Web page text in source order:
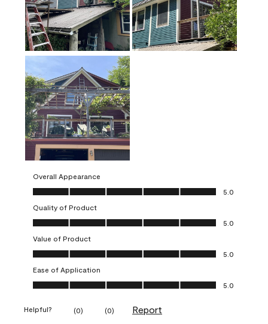
Overall Appearance
Overall Appearance, 5.0 out of 5
5.0
Quality of Product
Quality of Product, 5.0 out of 5
5.0
Value of Product
Value of Product, 5.0 out of 5
5.0
Ease of Application
Ease of Application, 5.0 out of 5
5.0
Helpful? (0) (0) Report